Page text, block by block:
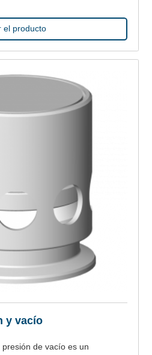
el producto
y vacío
de vacío es un